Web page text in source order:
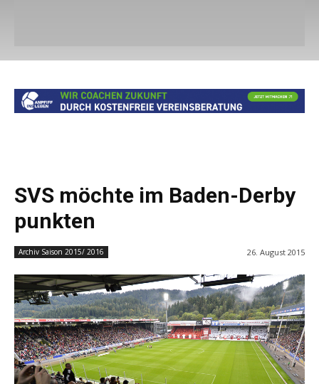
SVS möchte im Baden-Derby
punkten
Archiv Saison 2015/ 2016 26. August 2015